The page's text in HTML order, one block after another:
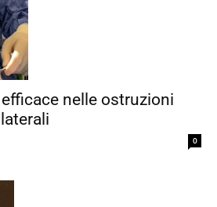
nelle ostruzioni
0